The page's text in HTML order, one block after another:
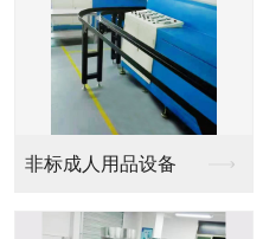
非标成人用品设备